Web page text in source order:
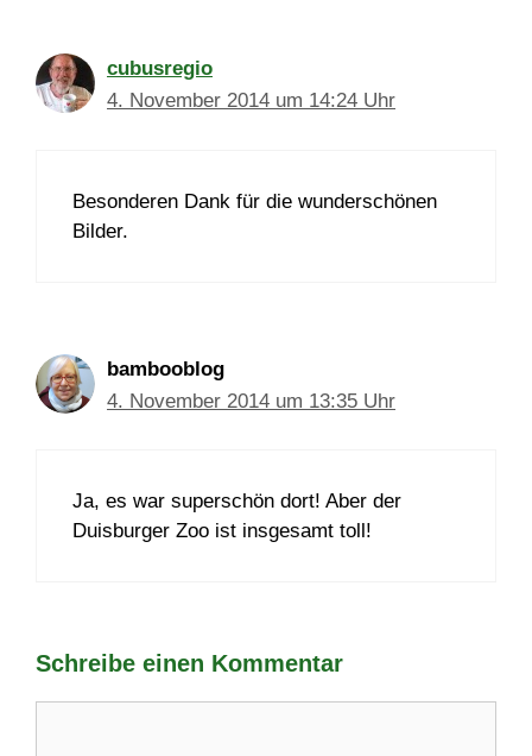
cubusregio
4. November 2014 um 14:24 Uhr
Besonderen Dank für die wunderschönen
Bilder.
bambooblog
4. November 2014 um 13:35 Uhr
Ja, es war superschön dort! Aber der
Duisburger Zoo ist insgesamt toll!
Schreibe einen Kommentar